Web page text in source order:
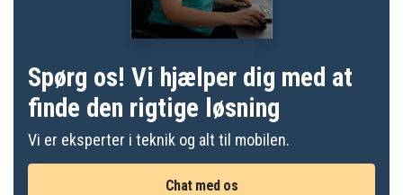
Spørg os! Vi hjælper dig med at
finde den rigtige løsning
Vi er eksperter i teknik og alt til mobilen.
Chat med os